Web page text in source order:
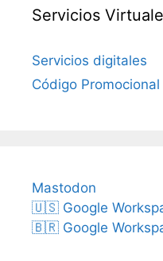
Servicios
Servicios digitales
Código
Mastodon
🇺🇸 Google
🇧🇷 Google